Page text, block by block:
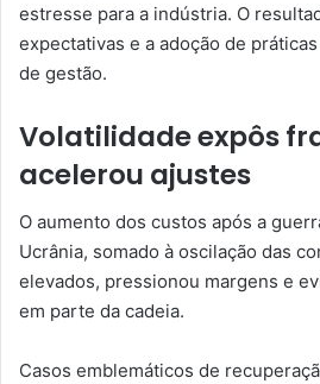
estresse para a indústria. O
expectativas e a adoção de
de gestão.
Volatilidade expôs
acelerou ajustes
O aumento dos custos após a
Ucrânia, somado à oscilação das
elevados, pressionou margens e
em parte da cadeia.
Casos emblemáticos de